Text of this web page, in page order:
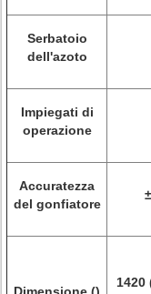
Serbatoio
dell'azoto
Impiegati di
operazione
Accuratezza
del gonfiatore
1420